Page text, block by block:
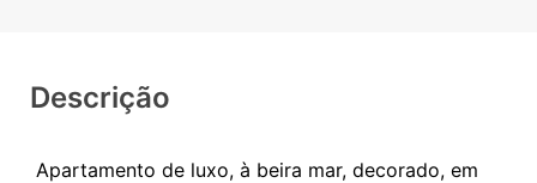
Descrição
Apartamento de luxo, à beira mar, decorado, em